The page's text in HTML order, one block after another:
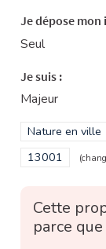
Je dépose mon
Seul
Je suis :
Majeur
Filtrer les
Nature en ville
Filtrer les
13001
Cette
parce que